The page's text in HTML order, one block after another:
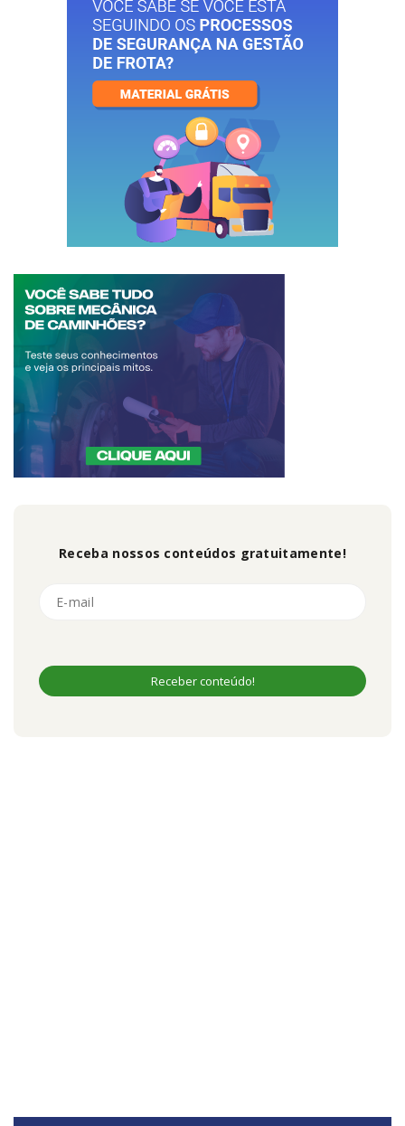
Receba nossos conteúdos gratuitamente!